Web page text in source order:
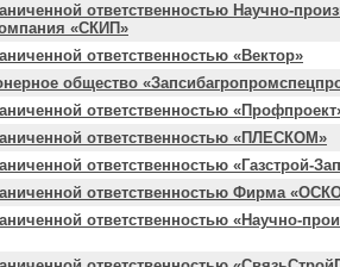
ответственностью Научно-
«СКИП»
ответственностью «Вектор»
общество
ответственностью
ответственностью «ПЛЕСКОМ»
ответственностью «Газстрой-
ответственностью Фирма
ответственностью «Научно-